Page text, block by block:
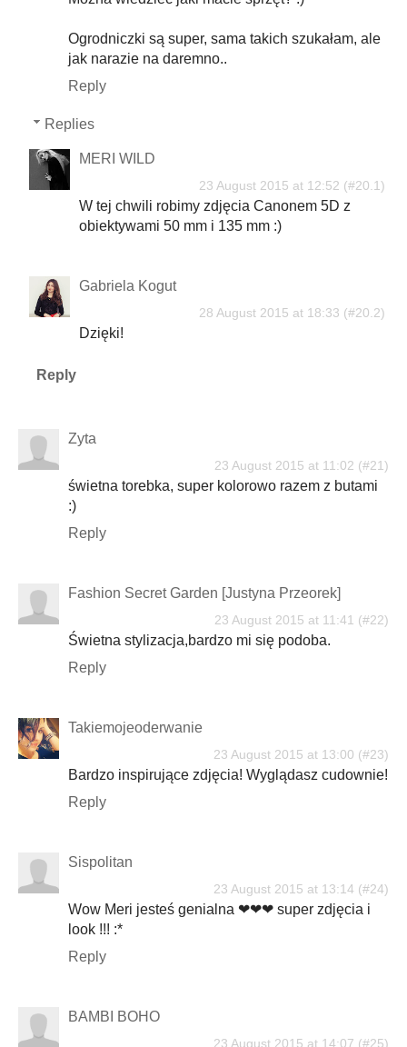
Ogrodniczki są super, sama takich szukałam, ale
jak narazie na daremno..
Reply
Replies
MERI WILD
23 August 2015 at 12:52
W tej chwili robimy zdjęcia Canonem 5D z
obiektywami 50 mm i 135 mm :)
Gabriela Kogut
28 August 2015 at 18:33
Dzięki!
Reply
Zyta
23 August 2015 at 11:02
świetna torebka, super kolorowo razem z butami
:)
Reply
Fashion Secret Garden [Justyna Przeorek]
23 August 2015 at 11:41
Świetna stylizacja,bardzo mi się podoba.
Reply
Takiemojeoderwanie
23 August 2015 at 13:00
Bardzo inspirujące zdjęcia! Wyglądasz cudownie!
Reply
Sispolitan
23 August 2015 at 13:14
Wow Meri jesteś genialna ❤❤❤ super zdjęcia i
look !!! :*
Reply
BAMBI BOHO
23 August 2015 at 14:07